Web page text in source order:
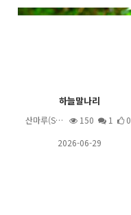
하늘말나리
산마루(S… 150 1
0
2026-06-29